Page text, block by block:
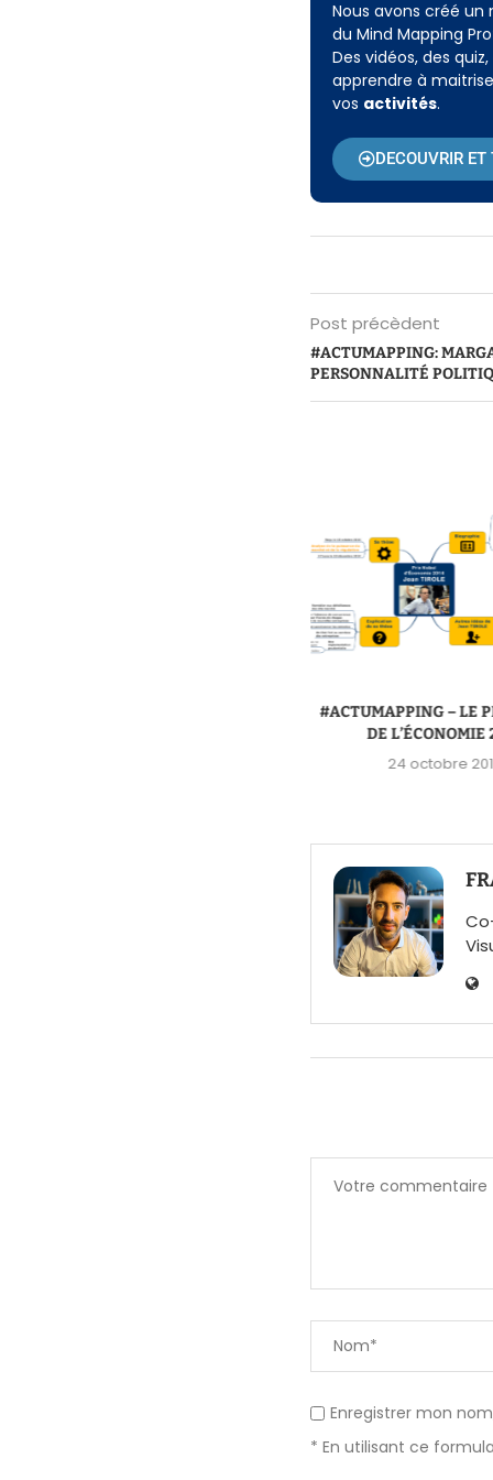
Nous avons créé un
du Mind Mapping
Des vidéos, des
apprendre à
vos activités.
DECOUVRIR
Post précèdent
#ACTUMAPPING:
PERSONNALITÉ
#ACTUMAPPING – LE
DE L’ÉCONOMIE
24 octobre
Enregistrer mon
* En utilisant ce